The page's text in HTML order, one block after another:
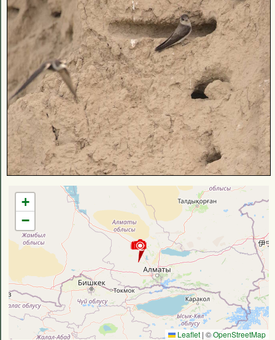
+
−
Leaflet | ©OpenStreetMap